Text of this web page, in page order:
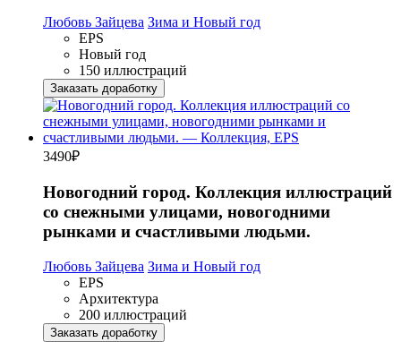
Любовь Зайцева Зима и Новый год
EPS
Новый год
150 иллюстраций
Заказать доработку
3490₽
Новогодний город. Коллекция иллюстраций
со снежными улицами, новогодними
рынками и счастливыми людьми.
Любовь Зайцева Зима и Новый год
EPS
Архитектура
200 иллюстраций
Заказать доработку